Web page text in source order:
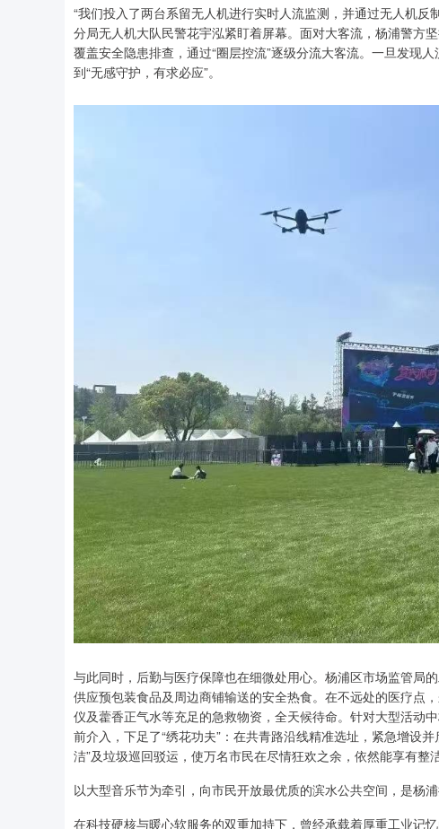
“我们投入了两台系留无人机进行实时人流监测，并通过无人机反
分局无人机大队民警花宇泓紧盯着屏幕。面对大客流，杨浦警方
覆盖安全隐患排查，通过“圈层控流”逐级分流大客流。一旦发现
到“无感守护，有求必应”。
与此同时，后勤与医疗保障也在细微处用心。杨浦区市场监管局
供应预包装食品及周边商铺输送的安全热食。在不远处的医疗点
仪及藿香正气水等充足的急救物资，全天候待命。针对大型活动
前介入，下足了“绣花功夫”：在共青路沿线精准选址，紧急增设
洁”及垃圾巡回驳运，使万名市民在尽情狂欢之余，依然能享有整
以大型音乐节为牵引，向市民开放最优质的滨水公共空间，是杨
在科技硬核与暖心软服务的双重加持下，曾经承载着厚重工业记